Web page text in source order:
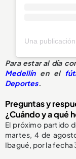
Para estar al día
Medellínen el
Deportes.
Preguntas y
¿Cuándo y a qué
El próximo partido
martes, 4 de
Ibagué, por la fecha